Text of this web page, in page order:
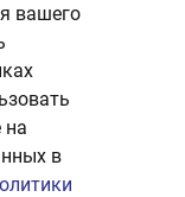
вашего
на
в